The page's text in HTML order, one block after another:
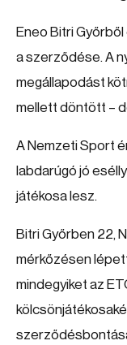
Eneo Bitri
a szerződése. A
megállapodást
mellett döntött –
A Nemzeti Sport
labdarúgó jó
játékosa lesz.
Bitri Győrben 22,
mérkőzésen
mindegyiket az